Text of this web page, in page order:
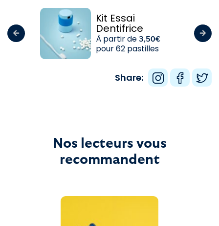
Kit Essai
Dentifrice
À partir de3,50€
pour 62 pastilles
Share:
Nos lecteurs vous
recommandent